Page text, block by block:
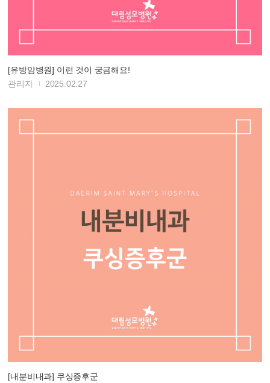
[유방암병원] 이런 것이 궁금해요!
관리자
2025.02.27
[내분비내과] 쿠싱증후군